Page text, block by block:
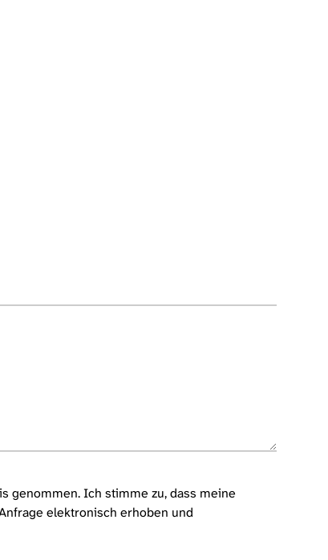
genommen. Ich stimme zu, dass meine
elektronisch erhoben und